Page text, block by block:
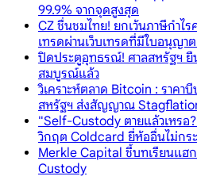
99.9% จากจุดสูงสุด
CZ ชื่นชมไทย! ยกเว้นภาษีกำไ
เทรดผ่านเว็บเทรดที่มีใบอนุญา
ปิดประตูอุทธรณ์! ศาลสหรัฐฯ
สมบูรณ์แล้ว
วิเคราะห์ตลาด Bitcoin : ราคา
สหรัฐฯ ส่งสัญญาณ
"Self-Custody ตายแล้วเหรอ
วิกฤต Coldcard ยี่ห้ออื่นไม่กร
Merkle Capital ชี้บทเรียนแ
Custody